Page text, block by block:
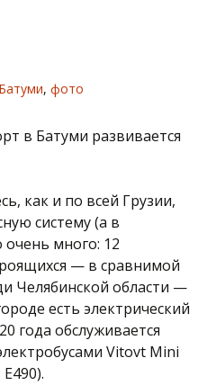
Батуми, фото
в Батуми развивается
как и по всей Грузии,
систему (а в
очень много: 12
— в сравнимой
Челябинской области —
есть электрический
года обслуживается
Vitovt Mini